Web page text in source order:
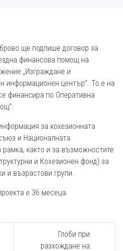
ще подпише договор за
финансова помощ на
„Изграждане и
информационен център”. То е на
финансира по Оперативна
за кохезионната
и Националната
рамка, както и за възможностите
и Кохезионен фонд) за
и възрастови групи.
е 36 месеца.
Глоби при
разхождане на